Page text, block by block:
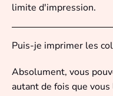
limite d'impression.
Puis-je imprimer les
Absolument, vous
autant de fois que